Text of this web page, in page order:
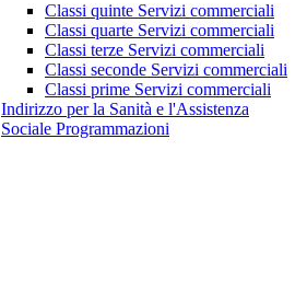
Classi quinte Servizi commerciali
Classi quarte Servizi commerciali
Classi terze Servizi commerciali
Classi seconde Servizi commerciali
Classi prime Servizi commerciali
Indirizzo per la Sanità e l'Assistenza
Sociale Programmazioni